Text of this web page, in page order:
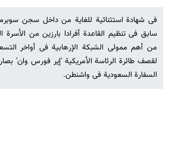
فی شهادة استثنائیة للغایة من داخل سجن
سابق فی تنظیم القاعدة أفرادا بارزین من الأسرة
من أهم ممولی الشبکة الإرهابیة فی أواخر
لقصف طائرة الرئاسة الأمریکیة 'إیر فورس وان'
السفارة السعودیة فی واشنطن.